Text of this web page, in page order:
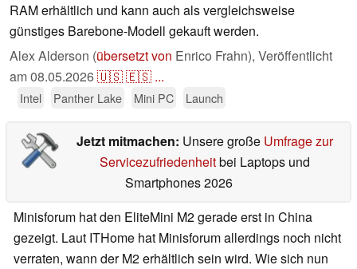
RAM erhältlich und kann auch als vergleichsweise
günstiges Barebone-Modell gekauft werden.
Alex Alderson (übersetzt von Enrico Frahn), Veröffentlicht
am08.05.2026🇺🇸🇪🇸 ...
Intel Panther Lake Mini PC Launch
Jetzt mitmachen: Unsere große Umfrage zur
Servicezufriedenheitbei Laptops und
Smartphones 2026
Minisforum hat den EliteMini M2 gerade erst in China
gezeigt. Laut ITHome hat Minisforum allerdings noch nicht
verraten, wann der M2 erhältlich sein wird. Wie sich nun